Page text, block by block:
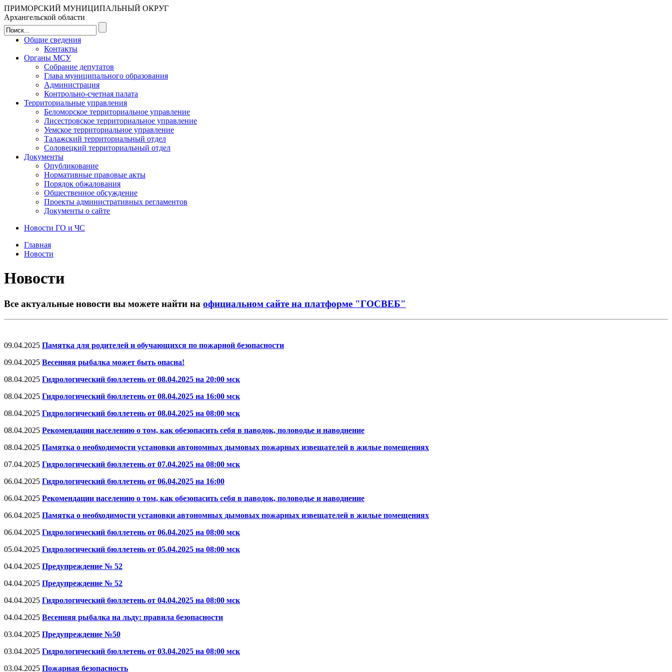
ПРИМОРСКИЙ МУНИЦИПАЛЬНЫЙ ОКРУГ
Архангельской области
Общие сведения
Контакты
Органы МСУ
Собрание депутатов
Глава муниципального образования
Администрация
Контрольно-счетная палата
Территориальные управления
Беломорское территориальное управление
Лисестровское территориальное управление
Уемское территориальное управление
Талажский территориальный отдел
Соловецкий территориальный отдел
Документы
Опубликование
Нормативные правовые акты
Порядок обжалования
Общественное обсуждение
Проекты административных регламентов
Документы о сайте
Новости ГО и ЧС
Главная
Новости
Новости
Все актуальные новости вы можете найти на официальном сайте на платформе "ГОСВЕБ"
09.04.2025 Памятка для родителей и обучающихся по пожарной безопасности
09.04.2025 Весенняя рыбалка может быть опасна!
08.04.2025 Гидрологический бюллетень от 08.04.2025 на 20:00 мск
08.04.2025 Гидрологический бюллетень от 08.04.2025 на 16:00 мск
08.04.2025 Гидрологический бюллетень от 08.04.2025 на 08:00 мск
08.04.2025 Рекомендации населению о том, как обезопасить себя в паводок, половодье и наводнение
08.04.2025 Памятка о необходимости установки автономных дымовых пожарных извещателей в жилые помещениях
07.04.2025 Гидрологический бюллетень от 07.04.2025 на 08:00 мск
06.04.2025 Гидрологический бюллетень от 06.04.2025 на 16:00
06.04.2025 Рекомендации населению о том, как обезопасить себя в паводок, половодье и наводнение
06.04.2025 Памятка о необходимости установки автономных дымовых пожарных извещателей в жилые помещениях
06.04.2025 Гидрологический бюллетень от 06.04.2025 на 08:00 мск
05.04.2025 Гидрологический бюллетень от 05.04.2025 на 08:00 мск
04.04.2025 Предупреждение № 52
04.04.2025 Предупреждение № 52
04.04.2025 Гидрологический бюллетень от 04.04.2025 на 08:00 мск
04.04.2025 Весенняя рыбалка на льду: правила безопасности
03.04.2025 Предупреждение №50
03.04.2025 Гидрологический бюллетень от 03.04.2025 на 08:00 мск
03.04.2025 Пожарная безопасность